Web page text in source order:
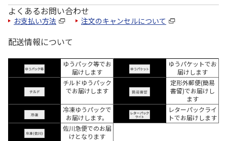
よくあるお問い合わせ
お支払い方法 注文のキャンセルについて
配送情報について
ゆうパック等でお
届けします
ゆうパケットでお
届けします
チルドゆうパック
でお届けします
定形外郵便(簡易
書留)でお届けし
ます
冷凍ゆうパックで
お届けします。
レターパックライ
トでお届けします
佐川急便でのお届
けとなります